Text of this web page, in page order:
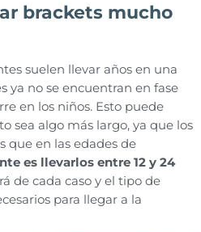
brackets mucho
suelen llevar años en una
ya no se encuentran en fase
en los niños. Esto puede
sea algo más largo, ya que los
que en las edades de
es llevarlos entre 12 y 24
de cada caso y el tipo de
para llegar a la